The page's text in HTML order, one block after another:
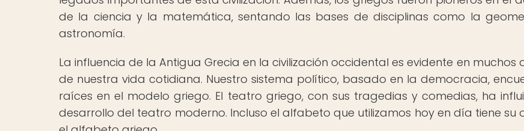
de la ciencia y la matemática, sentando las bases de disciplinas como la
astronomía.
La influencia de la Antigua Grecia en la civilización occidental es evidente en muchos
de nuestra vida cotidiana. Nuestro sistema político, basado en la democracia,
raíces en el modelo griego. El teatro griego, con sus tragedias y comedias, ha
desarrollo del teatro moderno. Incluso el alfabeto que utilizamos hoy en día tiene su